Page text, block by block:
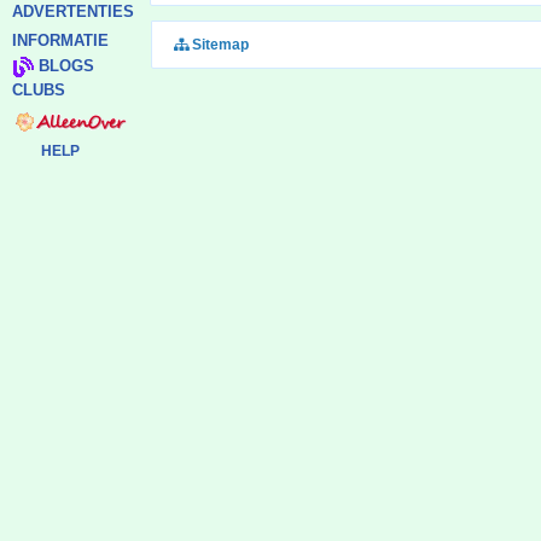
ADVERTENTIES
INFORMATIE
BLOGS
CLUBS
HELP
Sitemap